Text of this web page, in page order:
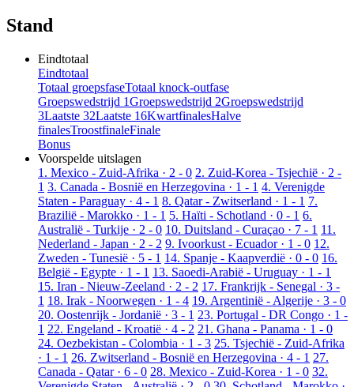
Stand
Eindtotaal
Eindtotaal
Totaal groepsfaseTotaal knock-outfase
Groepswedstrijd 1Groepswedstrijd 2Groepswedstrijd
3Laatste 32Laatste 16KwartfinalesHalve
finalesTroostfinaleFinale
Bonus
Voorspelde uitslagen
1. Mexico - Zuid-Afrika · 2 - 0 2. Zuid-Korea - Tsjechië · 2 -
1 3. Canada - Bosnië en Herzegovina · 1 - 1 4. Verenigde
Staten - Paraguay · 4 - 1 8. Qatar - Zwitserland · 1 - 1 7.
Brazilië - Marokko · 1 - 1 5. Haïti - Schotland · 0 - 1 6.
Australië - Turkije · 2 - 0 10. Duitsland - Curaçao · 7 - 1 11.
Nederland - Japan · 2 - 2 9. Ivoorkust - Ecuador · 1 - 0 12.
Zweden - Tunesië · 5 - 1 14. Spanje - Kaapverdië · 0 - 0 16.
België - Egypte · 1 - 1 13. Saoedi-Arabië - Uruguay · 1 - 1
15. Iran - Nieuw-Zeeland · 2 - 2 17. Frankrijk - Senegal · 3 -
1 18. Irak - Noorwegen · 1 - 4 19. Argentinië - Algerije · 3 - 0
20. Oostenrijk - Jordanië · 3 - 1 23. Portugal - DR Congo · 1 -
1 22. Engeland - Kroatië · 4 - 2 21. Ghana - Panama · 1 - 0
24. Oezbekistan - Colombia · 1 - 3 25. Tsjechië - Zuid-Afrika
· 1 - 1 26. Zwitserland - Bosnië en Herzegovina · 4 - 1 27.
Canada - Qatar · 6 - 0 28. Mexico - Zuid-Korea · 1 - 0 32.